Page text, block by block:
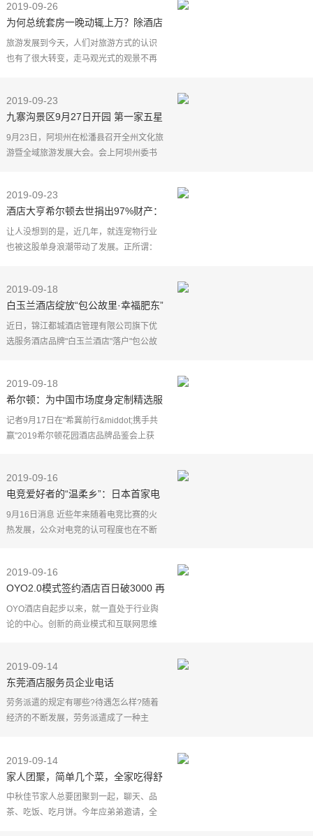
全球瞩目的焦点，这
2019-09-26
为何总统套房一晚动辄上万？除酒店
常规待遇，还有5项隐藏服务
旅游发展到今天，人们对旅游方式的认识
也有了很大转变，走马观光式的观景不再
看看书、喝喝茶、
2019-09-23
九寨沟景区9月27日开园 第一家五星
级酒店已开门迎客
9月23日，阿坝州在松潘县召开全州文化旅
游暨全域旅游发展大会。会上阿坝州委书
日）试开园，由九
2019-09-23
酒店大亨希尔顿去世捐出97%财产：
防止孙辈败光家产
让人没想到的是，近几年，就连宠物行业
也被这股单身浪潮带动了发展。正所谓：
单身浪潮带动了发
2019-09-18
白玉兰酒店绽放“包公故里·幸福肥东”
合肥首店开业
近日，锦江都城酒店管理有限公司旗下优
选服务酒店品牌"白玉兰酒店"落户"包公故
客。该店也是全国
2019-09-18
希尔顿：为中国市场度身定制精选服
务型酒店
记者9月17日在"希冀前行&middot;携手共
赢"2019希尔顿花园酒店品牌品鉴会上获
长春市春晖洋酒有限
2019-09-16
电竞爱好者的“温柔乡”：日本首家电
竞主题酒店明年初大阪开业
9月16日消息 近些年来随着电竞比赛的火
热发展，公众对电竞的认可程度也在不断
电竞为主题的宾
2019-09-16
OYO2.0模式签约酒店百日破3000 再
现“OYO速度”
OYO酒店自起步以来，就一直处于行业舆
论的中心。创新的商业模式和互联网思维
数。但OYO用实实在在
2019-09-14
东莞酒店服务员企业电话
劳务派遣的规定有哪些?待遇怎么样?随着
经济的不断发展，劳务派遣成了一种主
多人也担心薪资以及
2019-09-14
家人团聚，简单几个菜，全家吃得舒
舒服服比到酒店实惠多了
中秋佳节家人总要团聚到一起，聊天、品
茶、吃饭、吃月饼。今年应弟弟邀请，全